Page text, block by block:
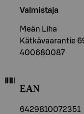
Valmistaja
Meän Liha
Kätkävaarantie
400680087
EAN
6429810072351